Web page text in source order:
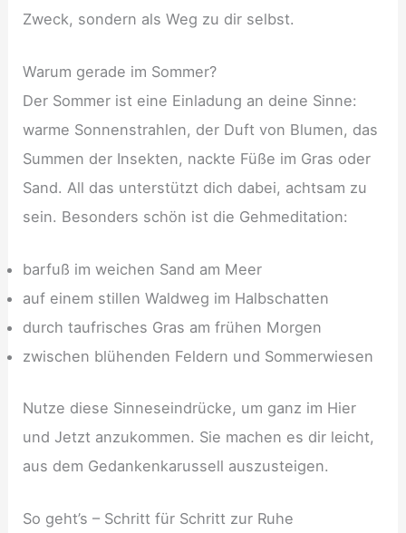
Zweck, sondern als Weg zu dir selbst.
Warum gerade im Sommer?
Der Sommer ist eine Einladung an deine Sinne:
warme Sonnenstrahlen, der Duft von Blumen, das
Summen der Insekten, nackte Füße im Gras oder
Sand. All das unterstützt dich dabei, achtsam zu
sein. Besonders schön ist die Gehmeditation:
barfuß im weichen Sand am Meer
auf einem stillen Waldweg im Halbschatten
durch taufrisches Gras am frühen Morgen
zwischen blühenden Feldern und Sommerwiesen
Nutze diese Sinneseindrücke, um ganz im Hier
und Jetzt anzukommen. Sie machen es dir leicht,
aus dem Gedankenkarussell auszusteigen.
So geht’s – Schritt für Schritt zur Ruhe